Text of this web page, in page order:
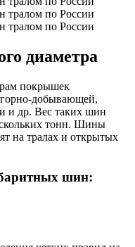
диаметра
покрышек
горно-добывающей,
и др. Вес таких шин
тонн. Шины
на тралах и открытых
шин: